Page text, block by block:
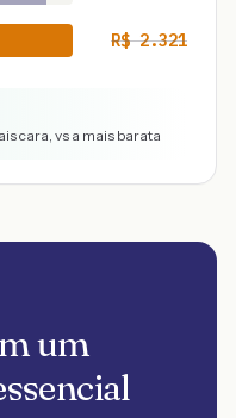
R$2.321
cara, vs a mais barata
um